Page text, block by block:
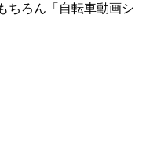
ちろん「自転車動画シ